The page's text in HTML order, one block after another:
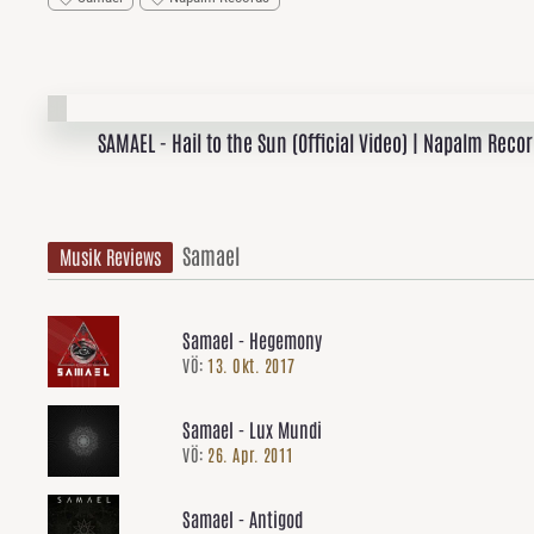
SAMAEL - Hail to the Sun (Official Video) | Napalm
Musik Reviews Samael
Samael - Hegemony
VÖ: 13. Okt. 2017
Samael - Lux Mundi
VÖ: 26. Apr. 2011
Samael - Antigod